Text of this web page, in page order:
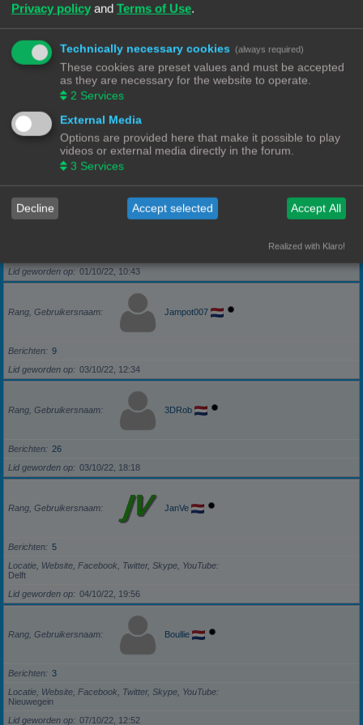
Rang, Gebruikersnaam
Berichten
29/09/22, 17:18
Rang, Gebruikersnaam
Lid geworden op
30/09/22, 13:40
Rang, Gebruikersnaam Robbel2005
Lid geworden op
01/10/22, 10:43
Rang, Gebruikersnaam Jampot007
Berichten
9
Lid geworden op
03/10/22, 12:34
Rang, Gebruikersnaam 3DRob
Berichten
26
Lid geworden op
03/10/22, 18:18
Rang, Gebruikersnaam JanVe
Berichten
5
Locatie, Website, Facebook, Twitter, Skype, YouTube
Delft
Lid geworden op
04/10/22, 19:56
Rang, Gebruikersnaam Boullie
Berichten
3
Locatie, Website, Facebook, Twitter, Skype, YouTube
Nieuwegein
Lid geworden op
07/10/22, 12:52
Privacy policy and Terms of Use.
Technically necessary cookies (always required)
These cookies are preset values and must be accepted
as they are necessary for the website to operate.
2 Services
External Media
Options are provided here that make it possible to play
videos or external media directly in the forum.
3 Services
Decline Accept selected Accept All
Realized with Klaro!